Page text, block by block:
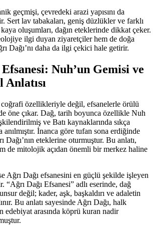
geçmişi, çevredeki arazi yapısını da
Sert lav tabakaları, geniş düzlükler ve farklı
oluşumları, dağın eteklerinde dikkat çeker.
ilgi duyan ziyaretçiler hem de doğa
Dağı’nı daha da ilgi çekici hale getirir.
Efsanesi: Nuh’un Gemisi ve
coğrafi özellikleriyle değil, efsanelerle örülü
öne çıkar. Dağ, tarih boyunca özellikle Nuh
ve Batı kaynaklarında sıkça
anılmıştır. İnanca göre tufan sona erdiğinde
Dağı’nın eteklerine oturmuştur. Bu anlatı,
de mitolojik açıdan önemli bir merkez haline
Ağrı Dağı efsanesini en güçlü şekilde işleyen
“Ağrı Dağı Efsanesi” adlı eserinde, dağ
değil; kader, aşk, başkaldırı ve adaletin
Bu anlatı sayesinde Ağrı Dağı, halk
edebiyat arasında köprü kuran nadir